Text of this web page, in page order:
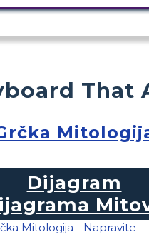
That
Dijagram